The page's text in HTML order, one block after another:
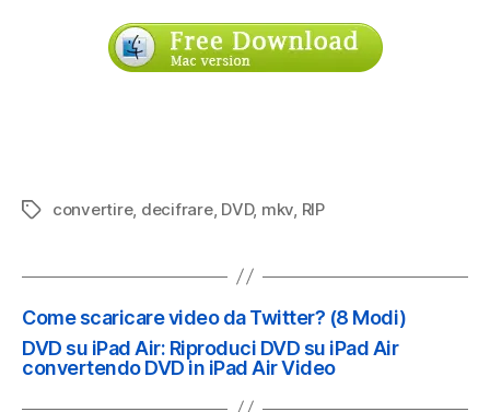
Tag convertire, decifrare, DVD, mkv, RIP
Come scaricare video da Twitter? (8 Modi)
DVD su iPad Air: Riproduci DVD su iPad Air
convertendo DVD in iPad Air Video